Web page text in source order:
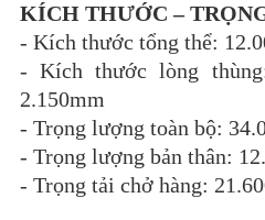
KÍCH THƯỚC –
- Kích thước tổng thể:
- Kích thước lòng
2.150mm
- Trọng lượng toàn bộ:
- Trọng lượng bản thân:
- Trọng tải chở hàng: